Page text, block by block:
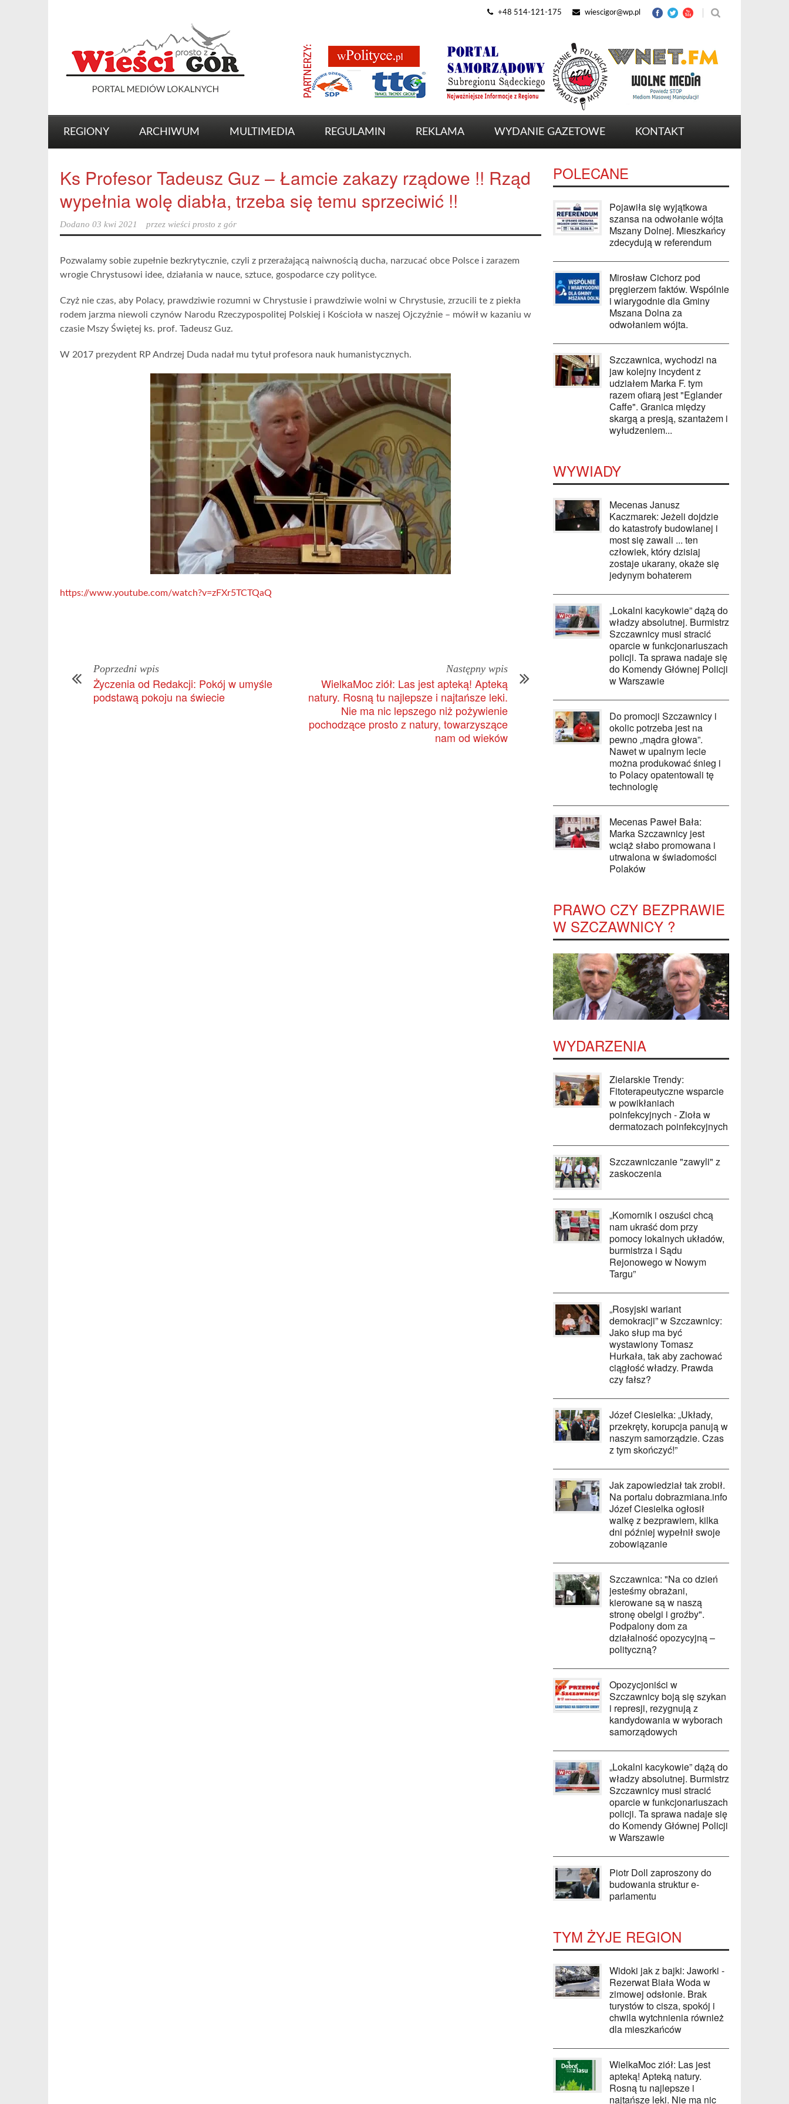
+48 514-121-175 wiescigor@wp.pl
REGIONY ARCHIWUM MULTIMEDIA REGULAMIN REKLAMA WYDANIE GAZETOWE KONTAKT
Ks Profesor Tadeusz Guz – Łamcie zakazy rządowe !! Rząd
wypełnia wolę diabła, trzeba się temu sprzeciwić !!
Dodano 03 kwi 2021 przez wieści prosto z gór
Pozwalamy sobie zupełnie bezkrytycznie, czyli z przerażającą naiwnością ducha, narzucać obce Polsce i zarazem
wrogie Chrystusowi idee, działania w nauce, sztuce, gospodarce czy polityce.
Czyż nie czas, aby Polacy, prawdziwie rozumni w Chrystusie i prawdziwie wolni w Chrystusie, zrzucili te z piekła
rodem jarzma niewoli czynów Narodu Rzeczypospolitej Polskiej i Kościoła w naszej Ojczyźnie – mówił w kazaniu w
czasie Mszy Świętej ks. prof. Tadeusz Guz.
W 2017 prezydent RP Andrzej Duda nadał mu tytuł profesora nauk humanistycznych.
https://www.youtube.com/watch?v=zFXr5TCTQaQ
Poprzedni wpis
Życzenia od Redakcji: Pokój w umyśle
podstawą pokoju na świecie
Następny wpis
WielkaMoc ziół: Las jest apteką! Apteką
natury. Rosną tu najlepsze i najtańsze leki.
Nie ma nic lepszego niż pożywienie
pochodzące prosto z natury, towarzyszące
nam od wieków
POLECANE
Pojawiła się wyjątkowa
szansa na odwołanie wójta
Mszany Dolnej. Mieszkańcy
zdecydują w referendum
Mirosław Cichorz pod
pręgierzem faktów. Wspólnie
i wiarygodnie dla Gminy
Mszana Dolna za
odwołaniem wójta.
Szczawnica, wychodzi na
jaw kolejny incydent z
udziałem Marka F. tym
razem ofiarą jest "Eglander
Caffe". Granica między
skargą a presją, szantażem i
wyłudzeniem...
WYWIADY
Mecenas Janusz
Kaczmarek: Jeżeli dojdzie
do katastrofy budowlanej i
most się zawali ... ten
człowiek, który dzisiaj
zostaje ukarany, okaże się
jedynym bohaterem
„Lokalni kacykowie” dążą do
władzy absolutnej. Burmistrz
Szczawnicy musi stracić
oparcie w funkcjonariuszach
policji. Ta sprawa nadaje się
do Komendy Głównej Policji
w Warszawie
Do promocji Szczawnicy i
okolic potrzeba jest na
pewno „mądra głowa”.
Nawet w upalnym lecie
można produkować śnieg i
to Polacy opatentowali tę
technologię
Mecenas Paweł Bała:
Marka Szczawnicy jest
wciąż słabo promowana i
utrwalona w świadomości
Polaków
PRAWO CZY BEZPRAWIE
W SZCZAWNICY ?
WYDARZENIA
Zielarskie Trendy:
Fitoterapeutyczne wsparcie
w powikłaniach
poinfekcyjnych - Zioła w
dermatozach poinfekcyjnych
Szczawniczanie "zawyli" z
zaskoczenia
„Komornik i oszuści chcą
nam ukraść dom przy
pomocy lokalnych układów,
burmistrza i Sądu
Rejonowego w Nowym
Targu”
„Rosyjski wariant
demokracji” w Szczawnicy:
Jako słup ma być
wystawiony Tomasz
Hurkała, tak aby zachować
ciągłość władzy. Prawda
czy fałsz?
Józef Ciesielka: „Układy,
przekręty, korupcja panują w
naszym samorządzie. Czas
z tym skończyć!”
Jak zapowiedział tak zrobił.
Na portalu dobrazmiana.info
Józef Ciesielka ogłosił
walkę z bezprawiem, kilka
dni później wypełnił swoje
zobowiązanie
Szczawnica: "Na co dzień
jesteśmy obrażani,
kierowane są w naszą
stronę obelgi i groźby".
Podpalony dom za
działalność opozycyjną –
polityczną?
Opozycjoniści w
Szczawnicy boją się szykan
i represji, rezygnują z
kandydowania w wyborach
samorządowych
„Lokalni kacykowie” dążą do
władzy absolutnej. Burmistrz
Szczawnicy musi stracić
oparcie w funkcjonariuszach
policji. Ta sprawa nadaje się
do Komendy Głównej Policji
w Warszawie
Piotr Doll zaproszony do
budowania struktur e-
parlamentu
TYM ŻYJE REGION
Widoki jak z bajki: Jaworki -
Rezerwat Biała Woda w
zimowej odsłonie. Brak
turystów to cisza, spokój i
chwila wytchnienia również
dla mieszkańców
WielkaMoc ziół: Las jest
apteką! Apteką natury.
Rosną tu najlepsze i
najtańsze leki. Nie ma nic